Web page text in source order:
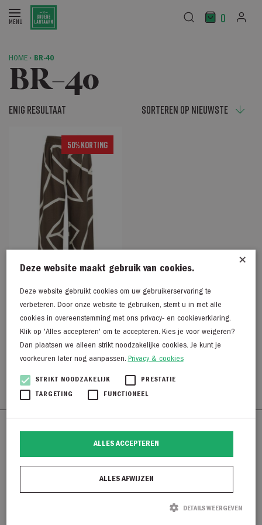
0
HOME › BR-40
BR-40
Enig resultaat
50% Korting
Yaya Broek met print
CHOCOLATE MARTINI BR
79,95
39,98
038 - 38 55 930
info@degroenelantaarnmode.nl
×
Deze website maakt gebruik van cookies.
Deze website gebruikt cookies om uw gebruikerservaring te
verbeteren. Door onze website te gebruiken, stemt u in met alle
cookies in overeenstemming met ons privacy- en cookieverklaring.
Klik op 'Alles accepteren' om te accepteren. Kies je voor weigeren?
Dan plaatsen we alleen strikt noodzakelijke cookies. Je kunt je
voorkeuren later nog aanpassen. Privacy & cookies
STRIKT NOODZAKELIJK PRESTATIE
TARGETING FUNCTIONEEL
ALLES ACCEPTEREN
ALLES AFWIJZEN
DETAILS WEERGEVEN